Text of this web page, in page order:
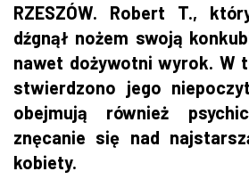
RZESZÓW. Robert T.,
dźgnął nożem swoją
nawet dożywotni wyrok. W
stwierdzono jego
obejmują również
znęcanie się nad
kobiety.